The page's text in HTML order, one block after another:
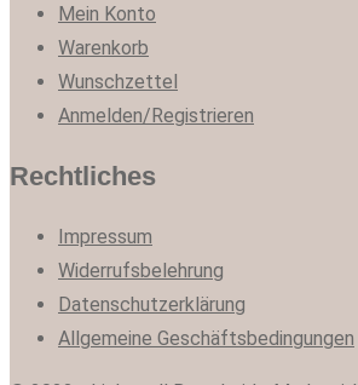
Mein Konto
Warenkorb
Wunschzettel
Anmelden/Registrieren
Rechtliches
Impressum
Widerrufsbelehrung
Datenschutzerklärung
Allgemeine Geschäftsbedingungen